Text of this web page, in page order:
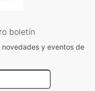
boletín
novedades y eventos de